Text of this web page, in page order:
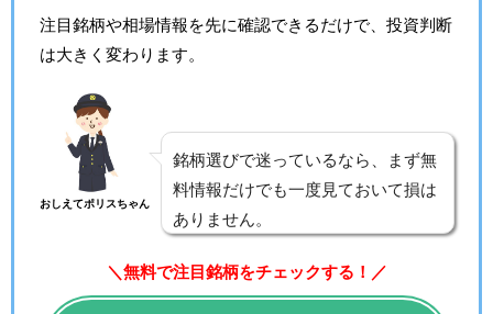
注目銘柄や相場情報を先に確認できるだけで、投資判断
は大きく変わります。
おしえてポリスちゃん
銘柄選びで迷っているなら、まず無
料情報だけでも一度見ておいて損は
ありません。
＼無料で注目銘柄をチェックする！／